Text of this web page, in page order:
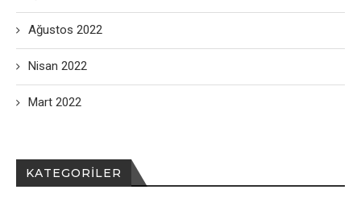
Ağustos 2022
Nisan 2022
Mart 2022
KATEGORILER